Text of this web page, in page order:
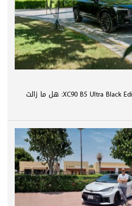
تجربة فولفو XC90 B5 Ultra Black Edition 2026: هل ما زالت